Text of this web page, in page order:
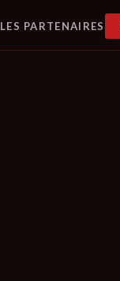
LES PARTENAIRES